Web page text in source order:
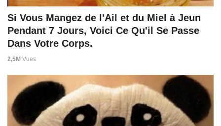
Si Vous Mangez de l'Ail et du Miel à Jeun
Pendant 7 Jours, Voici Ce Qu'il Se Passe
Dans Votre Corps.
2,5M Vues